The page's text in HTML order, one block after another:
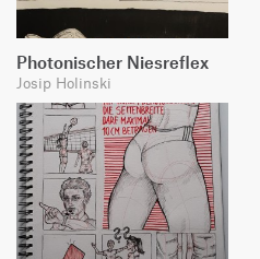
Photonischer Niesreflex
Josip Holinski